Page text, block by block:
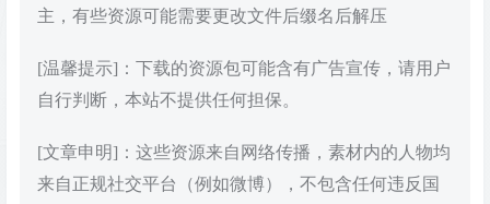
主，有些资源可能需要更改文件后缀名后解压
[温馨提示]：下载的资源包可能含有广告宣传，请用户
自行判断，本站不提供任何担保。
[文章申明]：这些资源来自网络传播，素材内的人物均
来自正规社交平台（例如微博），不包含任何违反国